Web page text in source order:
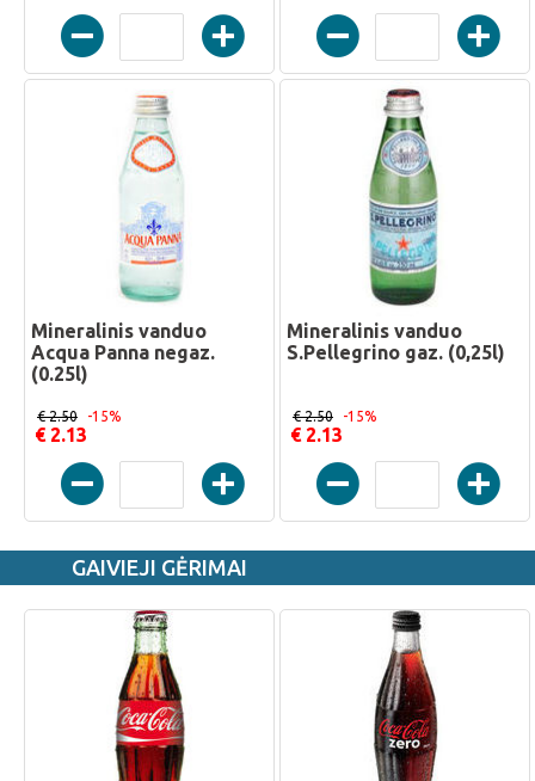
Mineralinis vanduo
Acqua Panna negaz.
(0.25l)
€ 2.13
€ 2.50 -15%
Mineralinis vanduo
S.Pellegrino gaz. (0,25l)
€ 2.13
€ 2.50 -15%
GAIVIEJI GĖRIMAI